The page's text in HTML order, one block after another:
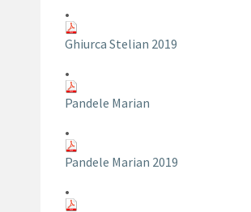
•
Ghiurca Stelian 2019
•
Pandele Marian
•
Pandele Marian 2019
•